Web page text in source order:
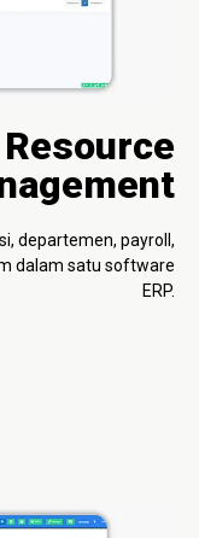
departemen, payroll,
dalam satu software
ERP.